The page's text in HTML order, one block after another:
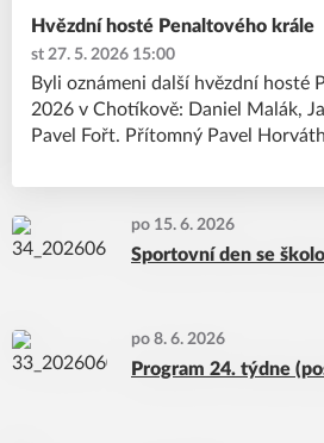
st 27. 5. 2026 15:00
Hvězdní hosté Penaltového krále
Byli oznámeni další hvězdní hosté
2026 v Chotíkově: Daniel Malák,
Pavel Fořt. Přítomný Pavel
po 15. 6. 2026
Sportovní den se
po 8. 6. 2026
Program 24. týdne